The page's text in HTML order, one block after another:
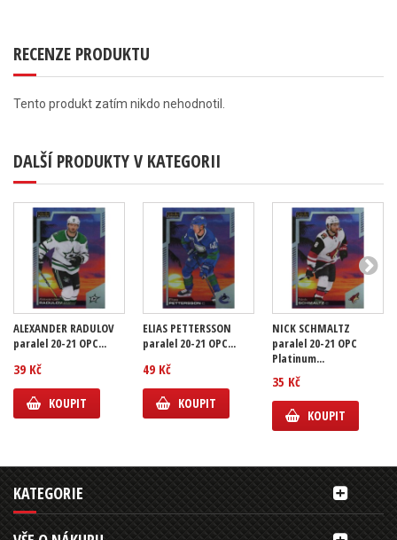
RECENZE PRODUKTU
Tento produkt zatím nikdo nehodnotil.
DALŠÍ PRODUKTY V KATEGORII
ALEXANDER RADULOV
paralel 20-21 OPC...
39 Kč
KOUPIT
ELIAS PETTERSSON
paralel 20-21 OPC...
49 Kč
KOUPIT
NICK SCHMALTZ
paralel 20-21 OPC
Platinum...
35 Kč
KOUPIT
KATEGORIE